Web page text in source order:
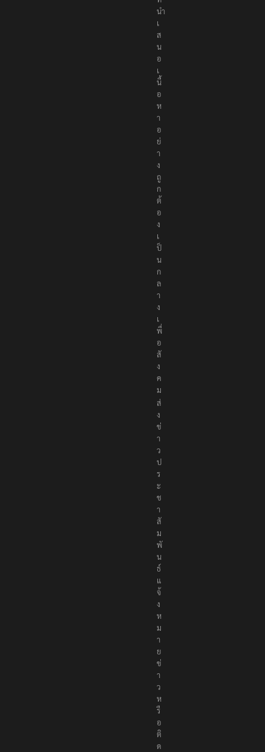
นำ
เ
ส
น
อ
เ
นื้
อ
ห
า
อ
ย่
า
ง
ถู
ก
ต้
อ
ง
เ
ป็
น
ก
ล
า
ง
เ
พื่
อ
สั
ง
ค
ม
ส่
ง
ข่
า
ว
ป
ร
ะ
ช
า
สั
ม
พั
น
ธ์
แ
จ้
ง
ห
ม
า
ย
ข่
า
ว
ห
รื
อ
ติ
ด